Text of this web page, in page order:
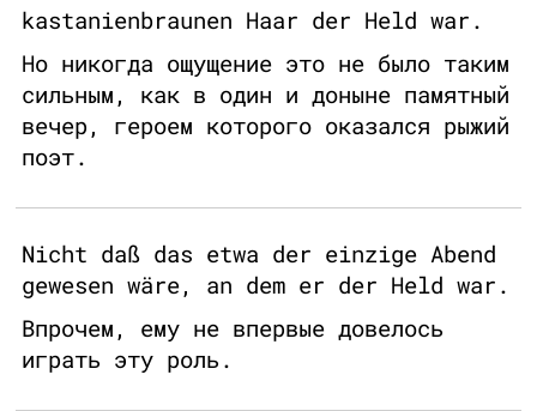
kastanienbraunen Haar der Held war.
Но никогда ощущение это не было таким
сильным, как в один и доныне памятный
вечер, героем которого оказался рыжий
поэт.
Nicht daß das etwa der einzige Abend
gewesen wäre, an dem er der Held war.
Впрочем, ему не впервые довелось
играть эту роль.